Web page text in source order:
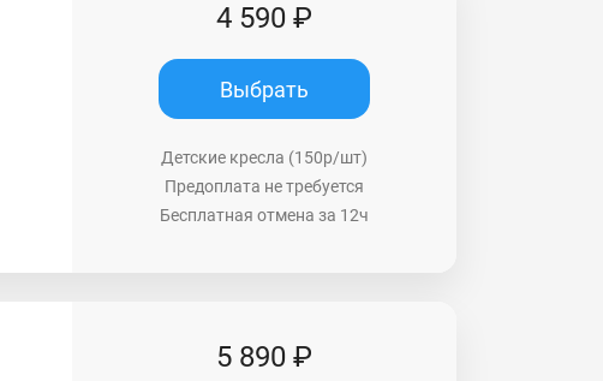
4 590 ₽
Выбрать
Детские кресла (150р/шт)
Предоплата не требуется
Бесплатная отмена за 12ч
5 890 ₽